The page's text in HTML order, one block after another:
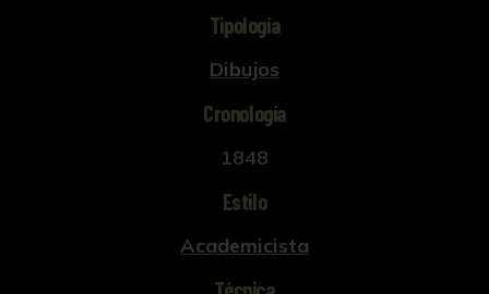
Tipología
Dibujos
Cronología
1848
Estilo
Academicista